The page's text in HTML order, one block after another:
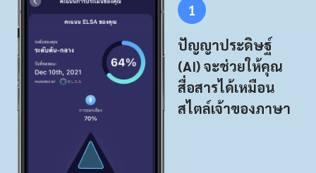
1
ปัญญาประดิษฐ์
(AI) จะช่วยให้คุณ
สื่อสารได้เหมือน
สไตล์เจ้าของภาษา